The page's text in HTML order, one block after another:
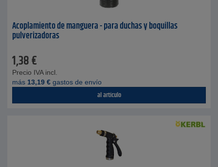
Acoplamiento de manguera - para duchas y boquillas
pulverizadoras
1,38€
Precio IVA incl.
más 13,19 € gastos de envío
al artículo